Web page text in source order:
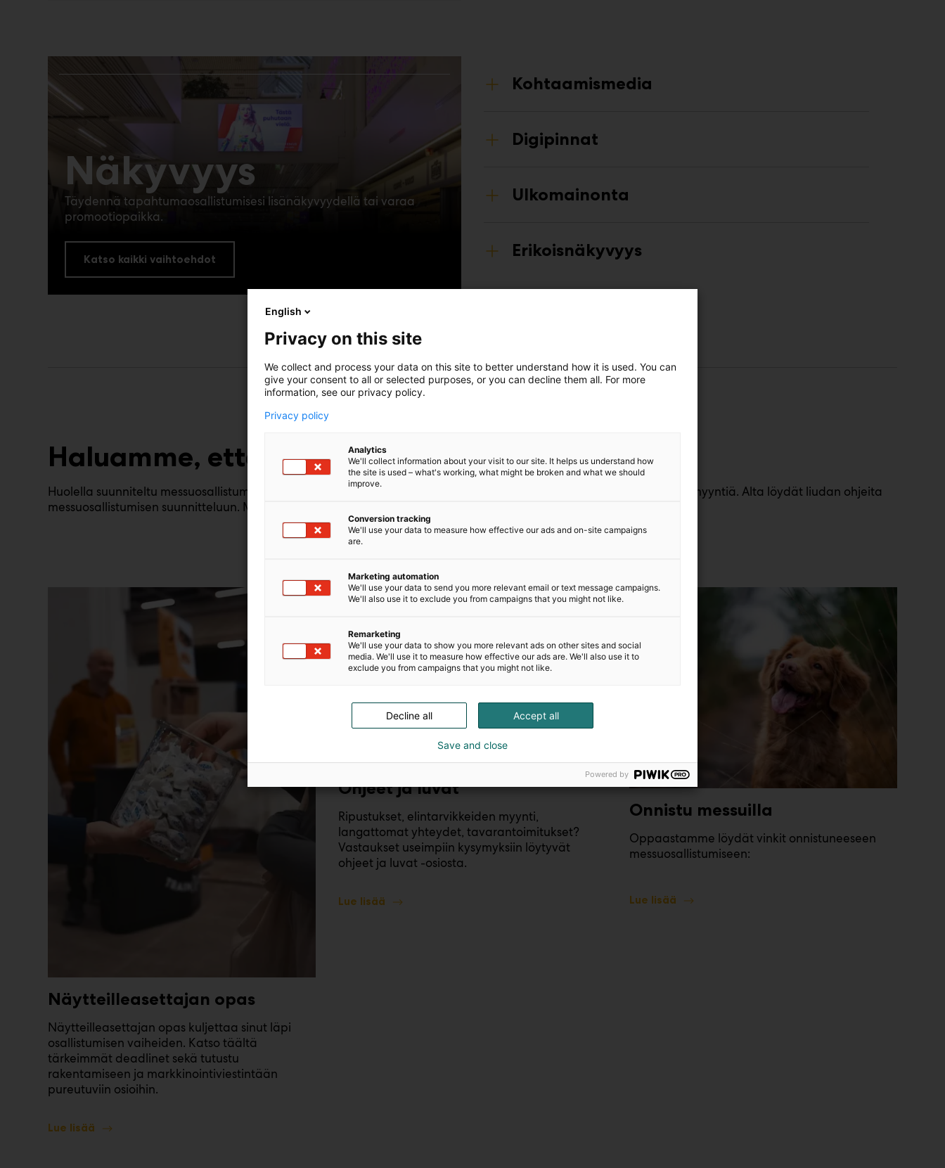
Näkyvyys
Täydennä tapahtumaosallistumisesi lisänäkyvyydellä tai varaa
promootiopaikka.
Katso kaikki vaihtoehdot
Kohtaamismedia
Digipinnat
Ulkomainonta
Erikoisnäkyvyys
Haluamme, että onnistut
Huolella suunniteltu messuosallistuminen kasvattaa brändin tunnettuutta, vahvistaa brändimielikuvaa sekä edistää myyntiä. Alta löydät liudan ohjeita
messuosallistumisen suunnitteluun. Myös tapahtumatiimi auttaa mielellään kaikissa kysymyksissä – ota yhteyttä!
Näytteilleasettajan opas
Näytteilleasettajan opas kuljettaa sinut läpi
osallistumisen vaiheiden. Katso täältä
tärkeimmät deadlinet sekä tutustu
rakentamiseen ja markkinointiviestintään
pureutuviin osioihin.
Lue lisää
Ohjeet ja luvat
Ripustukset, elintarvikkeiden myynti,
langattomat yhteydet, tavarantoimitukset?
Vastaukset useimpiin kysymyksiin löytyvät
ohjeet ja luvat -osiosta.
Lue lisää
Onnistu messuilla
Oppaastamme löydät vinkit onnistuneeseen
messuosallistumiseen:
Lue lisää
English
Privacy on this site
We collect and process your data on this site to better understand how it is used. You can
give your consent to all or selected purposes, or you can decline them all. For more
information, see our privacy policy.
Privacy policy
Analytics
We'll collect information about your visit to our site. It helps us understand how
the site is used – what's working, what might be broken and what we should
improve.
Conversion tracking
We'll use your data to measure how effective our ads and on-site campaigns
are.
Marketing automation
We'll use your data to send you more relevant email or text message campaigns.
We'll also use it to exclude you from campaigns that you might not like.
Remarketing
We'll use your data to show you more relevant ads on other sites and social
media. We'll use it to measure how effective our ads are. We'll also use it to
exclude you from campaigns that you might not like.
Accept all
Decline all
Save and close
Powered by